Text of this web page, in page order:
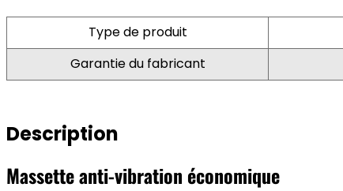
Type de produit
Garantie du fabricant
Description
Massette anti-vibration économique